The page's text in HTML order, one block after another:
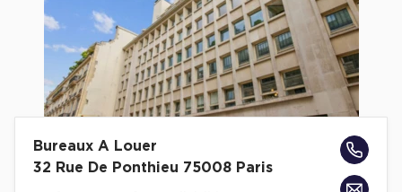
Haussmanniens
Location d'Entrepôts / Activités
Location d'Entrepôts / Activités à Aix-en-Provence
Bureaux A Louer
32 Rue De Ponthieu 75008 Paris